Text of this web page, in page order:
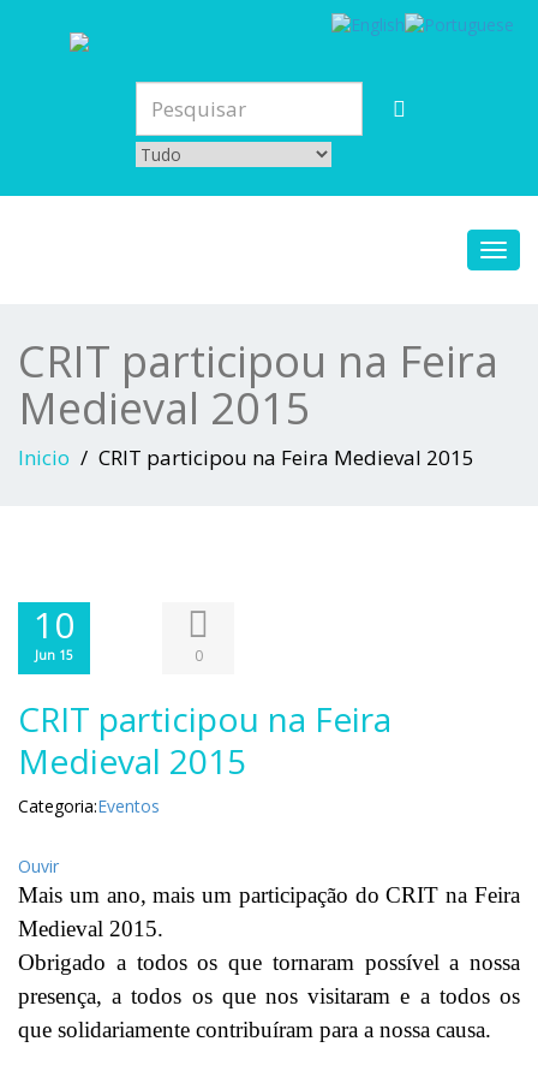
CRIT participou na Feira
Medieval 2015
Inicio CRIT participou na Feira Medieval 2015
10
Jun 15 0
CRIT participou na Feira
Medieval 2015
Categoria:Eventos
Ouvir
Mais um ano, mais um participação do CRIT na Feira
Medieval 2015.
Obrigado a todos os que tornaram possível a nossa
presença, a todos os que nos visitaram e a todos os
que solidariamente contribuíram para a nossa causa.